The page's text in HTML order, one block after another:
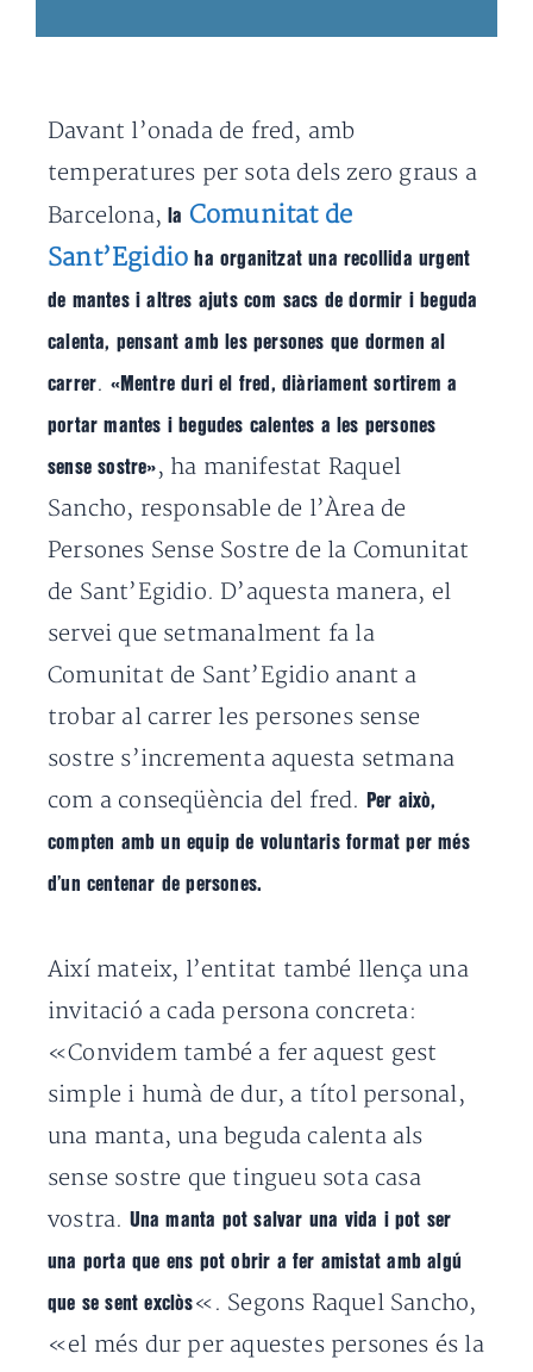
Davant l’onada de fred, amb
temperatures per sota dels zero graus a
Barcelona, la Comunitat de
Sant’Egidio ha organitzat una recollida urgent
de mantes i altres ajuts com sacs de dormir i beguda
calenta, pensant amb les persones que dormen al
carrer. «Mentre duri el fred, diàriament sortirem a
portar mantes i begudes calentes a les persones
sense sostre» , ha manifestat Raquel
Sancho, responsable de l’Àrea de
Persones Sense Sostre de la Comunitat
de Sant’Egidio. D’aquesta manera, el
servei que setmanalment fa la
Comunitat de Sant’Egidio anant a
trobar al carrer les persones sense
sostre s’incrementa aquesta setmana
com a conseqüència del fred.
Per això,
compten amb un equip de voluntaris format per més
d’un centenar de persones.
Així mateix, l’entitat també llença una
invitació a cada persona concreta:
«Convidem també a fer aquest gest
simple i humà de dur, a títol personal,
una manta, una beguda calenta als
sense sostre que tingueu sota casa
vostra. Una manta pot salvar una vida i pot ser
una porta que ens pot obrir a fer amistat amb algú
que se sent exclòs «. Segons Raquel Sancho,
«el més dur per aquestes persones és la